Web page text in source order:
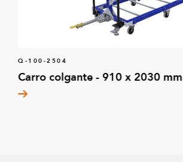
Q-100-2504
Carro colgante - 910 x 2030 mm